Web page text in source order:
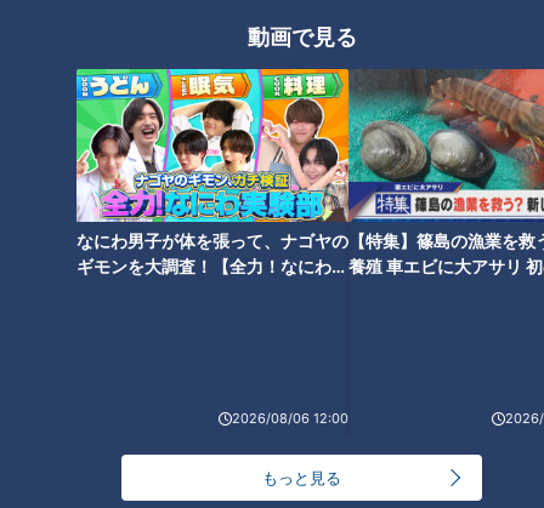
動画で見る
なにわ男子が体を張って、ナゴヤの
ギモンを大調査！【全力！なにわ実
2026/08/06 12:00
【特集】篠島の漁業を救
養殖 車エビに大アサリ
もっと見る
街の風景に思う～
がんばれ沖縄！首里城消失の慟
哭から歩み出してほしい
英国がEUを去った日～ロンドン
の時計台が刻んだ歳月そして今
後の歩み
「新型コロナ」公文書記録の哀